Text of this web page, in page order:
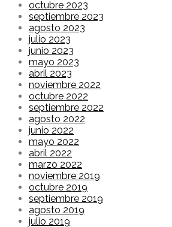
octubre 2023
septiembre 2023
agosto 2023
julio 2023
junio 2023
mayo 2023
abril 2023
noviembre 2022
octubre 2022
septiembre 2022
agosto 2022
junio 2022
mayo 2022
abril 2022
marzo 2022
noviembre 2019
octubre 2019
septiembre 2019
agosto 2019
julio 2019